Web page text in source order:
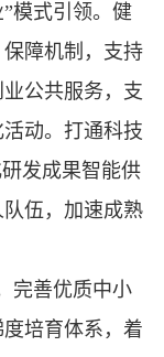
模式引领。健
障机制，支持
公共服务，支
动。打通科技
发成果智能供
伍，加速成熟
完善优质中小
培育体系，着